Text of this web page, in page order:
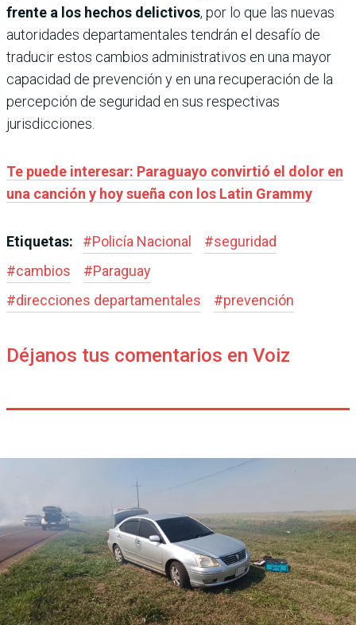
frente a los hechos delictivos, por lo que las nuevas
autoridades departamentales tendrán el desafío de
traducir estos cambios administrativos en una mayor
capacidad de prevención y en una recuperación de la
percepción de seguridad en sus respectivas
jurisdicciones.
Te puede interesar: Paraguayo convirtió el dolor en
una canción y hoy sueña con los Latin Grammy
Etiquetas: #Policía Nacional #seguridad
#cambios #Paraguay
#direcciones departamentales #prevención
Déjanos tus comentarios en Voiz